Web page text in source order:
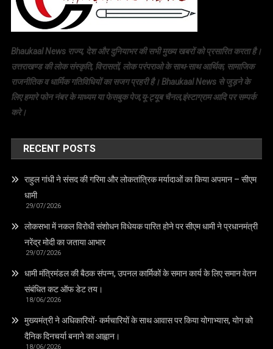
Bhaukaal News राज्य, देश और दुनियाभर की सभी मुख्य खबरों को प्रसारित करता है।
उत्तराखण्ड की लोक संस्कृति, विरासतों, लोक परंपराओ के साथ-साथ आर्थिक, सामाजिक
राजनीतिक व धार्मिक गतिविधियों का सजग प्रहरी है। Bhaukaal News से जुड़ने के
लिए हमारे फोन नंबर के माध्यम या फेसबुक पेज,यू-ट्यूब चैनल,इंस्टाग्राम आदि पर सम्पर्क
करे।
RECENT POSTS
राहुल गांधी ने संसद की गरिमा और लोकतांत्रिक मर्यादाओं का किया अपमान – सीएम
धामी
29/07/2026
लोकसभा में नकल विरोधी संशोधन विधेयक पारित होने पर सीएम धामी ने प्रधानमंत्री
नरेंद्र मोदी का जताया आभार
29/07/2026
धामी मंत्रिमंडल की बैठक संपन्न, उपनल कार्मिकों के समान कार्य के लिए समान वेतन
संबंधित कट ऑफ डेट तय।
18/06/2026
मुख्यमंत्री ने अधिकारियों- कर्मचारियों के साथ आवास पर किया योगाभ्यास, योग को
दैनिक दिनचर्या बनाने का आह्वान।
18/06/2026